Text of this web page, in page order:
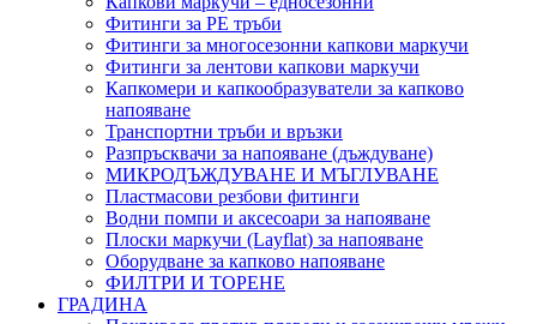
Фитинги за PE тръби
Фитинги за многосезонни капкови маркучи
Фитинги за лентови капкови маркучи
Капкомери и капкообразуватели за капково
напояване
Транспортни тръби и връзки
Разпръсквачи за напояване (дъждуване)
МИКРОДЪЖДУВАНЕ И МЪГЛУВАНЕ
Пластмасови резбови фитинги
Водни помпи и аксесоари за напояване
Плоски маркучи (Layflat) за напояване
Оборудване за капково напояване
ФИЛТРИ И ТОРЕНЕ
ГРАДИНА